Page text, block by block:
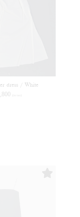
dress / White
(in tax)